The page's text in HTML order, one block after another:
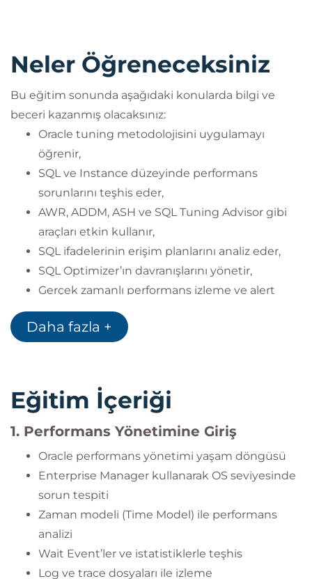
Neler Öğreneceksiniz
Bu eğitim sonunda aşağıdaki konularda bilgi ve
beceri kazanmış olacaksınız:
Oracle tuning metodolojisini uygulamayı
öğrenir,
SQL ve Instance düzeyinde performans
sorunlarını teşhis eder,
AWR, ADDM, ASH ve SQL Tuning Advisor gibi
araçları etkin kullanır,
SQL ifadelerinin erişim planlarını analiz eder,
SQL Optimizer’ın davranışlarını yönetir,
Gerçek zamanlı performans izleme ve alert
yönetimini gerçekleştirir,
Otomatik bellek yapılandırmalarını optimize
iyileştirmede uygular,
Uygulama izleme ve hizmet yönetimi için
Oracle Services kullanır.
Daha fazla +
Eğitim İçeriği
1. Performans Yönetimine Giriş
Oracle performans yönetimi yaşam döngüsü
Enterprise Manager kullanarak OS seviyesinde
sorun tespiti
Zaman modeli (Time Model) ile performans
analizi
Wait Event’ler ve istatistiklerle teşhis
Log ve trace dosyaları ile izleme